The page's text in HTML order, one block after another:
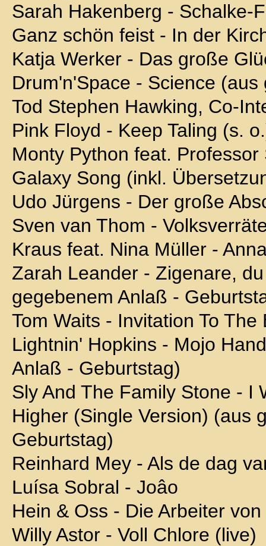
Sarah Hakenberg - Schalke-
Ganz schön feist - In der
Katja Werker - Das große
Drum'n'Space - Science
Tod Stephen Hawking, Co-
Pink Floyd - Keep Taling (s.
Monty Python feat.
Galaxy Song (inkl.
Udo Jürgens - Der große
Sven van Thom -
Kraus feat. Nina Müller -
Zarah Leander - Zigenare,
gegebenem Anlaß -
Tom Waits - Invitation To The
Lightnin' Hopkins - Mojo
Anlaß - Geburtstag)
Sly And The Family Stone - I
Higher (Single Version) (aus
Geburtstag)
Reinhard Mey - Als de dag
Luísa Sobral - Joâo
Hein & Oss - Die Arbeiter
Willy Astor - Voll Chlore (live)